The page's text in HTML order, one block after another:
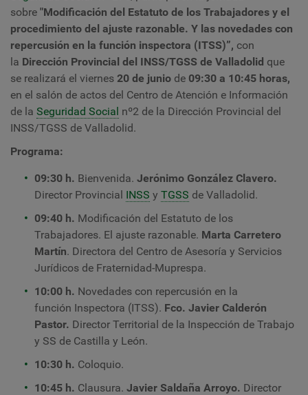
sobre "Modificación del Estatuto de los Trabajadores y el
procedimiento del ajuste razonable. Y las novedades con
repercusión en la función inspectora (ITSS)”, con
la Dirección Provincial del INSS/TGSS de Valladolid que
se realizará el viernes 20 de junio de 09:30 a 10:45 horas,
en el salón de actos del Centro de Atención e Información
de la Seguridad Social nº2 de la Dirección Provincial del
INSS/TGSS de Valladolid.
Programa:
09:30 h. Bienvenida. Jerónimo González Clavero.
Director Provincial INSS y TGSS de Valladolid.
09:40 h. Modificación del Estatuto de los
Trabajadores. El ajuste razonable. Marta Carretero
Martín. Directora del Centro de Asesoría y Servicios
Jurídicos de Fraternidad-Muprespa.
10:00 h. Novedades con repercusión en la
función Inspectora (ITSS). Fco. Javier Calderón
Pastor. Director Territorial de la Inspección de Trabajo
y SS de Castilla y León.
10:30 h. Coloquio.
10:45 h. Clausura. Javier Saldaña Arroyo. Director